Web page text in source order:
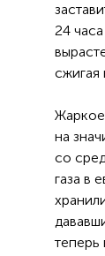
24
сжигая
Жаркое
на
со
газа в
теперь